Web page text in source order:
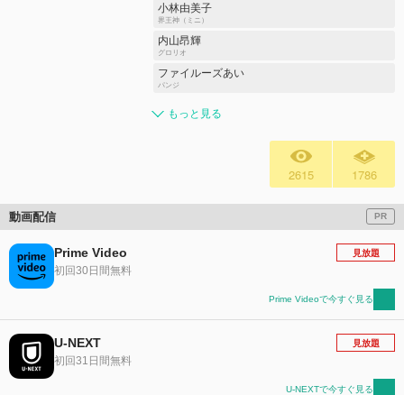
小林由美子
界王神（ミニ）
内山昂輝
グロリオ
ファイルーズあい
パンジ
もっと見る
2615 1786
動画配信 PR
Prime Video
初回30日間無料
見放題
Prime Videoで今すぐ見る
U-NEXT
初回31日間無料
見放題
U-NEXTで今すぐ見る